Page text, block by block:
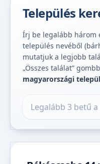
Település
Írj be legalább három
település nevéből
mutatjuk a legjobb
„Összes találat”
magyarországi